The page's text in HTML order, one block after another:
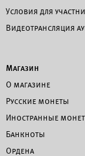
Условия для
Видеотрансляция
Магазин
О магазине
Русские монеты
Иностранные
Банкноты
Ордена